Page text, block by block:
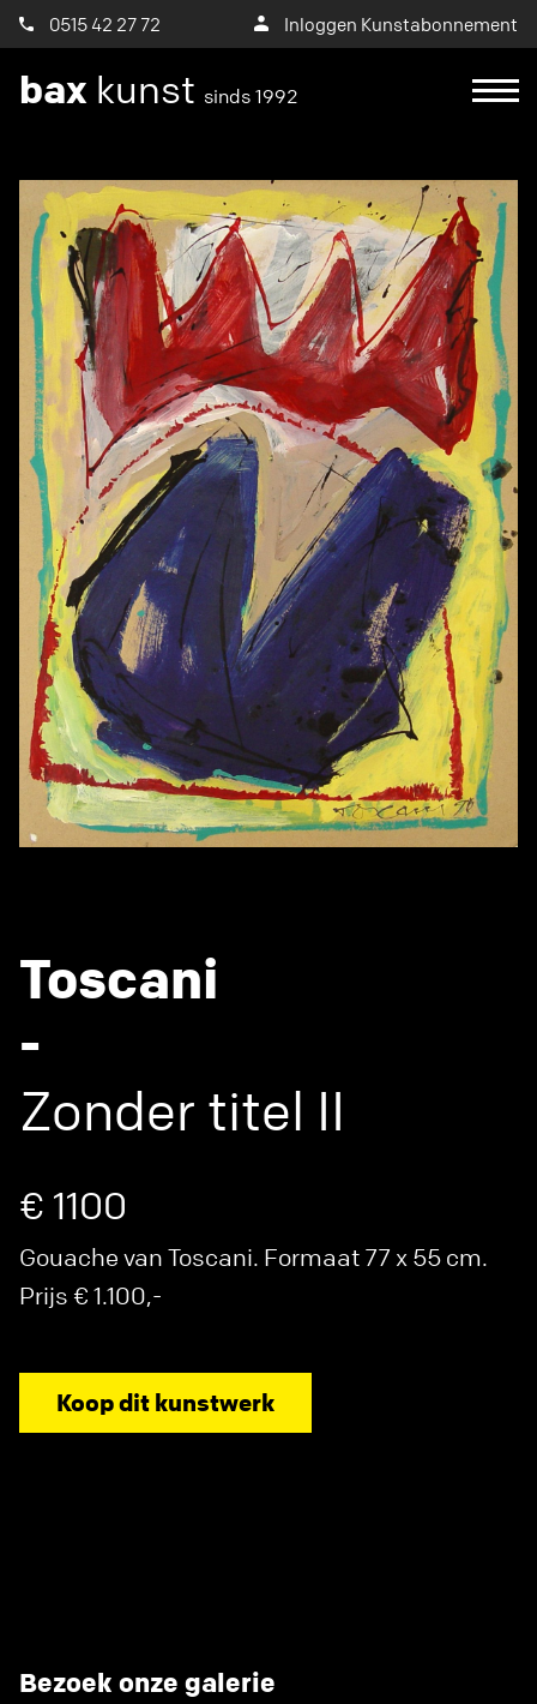
0515 42 27 72 Inloggen Kunstabonnement
bax kunst sinds 1992
Toscani
-
Zonder titel II
€ 1100
Gouache van Toscani. Formaat 77 x 55 cm.
Prijs € 1.100,-
Koop dit kunstwerk
Bezoek onze galerie